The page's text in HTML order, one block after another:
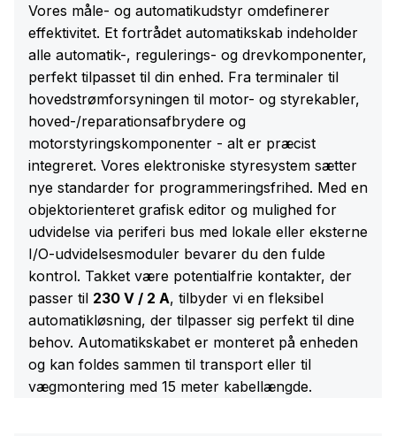
Vores måle- og automatikudstyr omdefinerer
effektivitet. Et fortrådet automatikskab indeholder
alle automatik-, regulerings- og drevkomponenter,
perfekt tilpasset til din enhed. Fra terminaler til
hovedstrømforsyningen til motor- og styrekabler,
hoved-/reparationsafbrydere og
motorstyringskomponenter - alt er præcist
integreret. Vores elektroniske styresystem sætter
nye standarder for programmeringsfrihed. Med en
objektorienteret grafisk editor og mulighed for
udvidelse via periferi bus med lokale eller eksterne
I/O-udvidelsesmoduler bevarer du den fulde
kontrol. Takket være potentialfrie kontakter, der
passer til 230 V / 2 A, tilbyder vi en fleksibel
automatikløsning, der tilpasser sig perfekt til dine
behov. Automatikskabet er monteret på enheden
og kan foldes sammen til transport eller til
vægmontering med 15 meter kabellængde.